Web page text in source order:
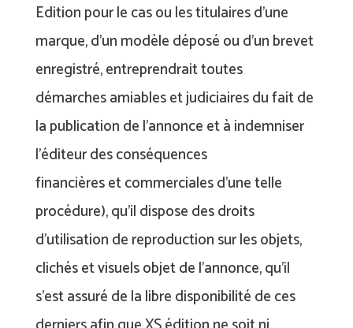
Edition pour le cas ou les titulaires d’une
marque, d’un modèle déposé ou d’un brevet
enregistré, entreprendrait toutes
démarches amiables et judiciaires du fait de
la publication de l’annonce et à indemniser
l’éditeur des conséquences
financières et commerciales d’une telle
procédure), qu’il dispose des droits
d’utilisation de reproduction sur les objets,
clichés et visuels objet de l’annonce, qu’il
s’est assuré de la libre disponibilité de ces